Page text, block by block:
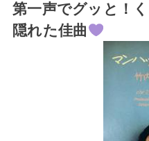
第一声でグッと！
隠れた佳曲